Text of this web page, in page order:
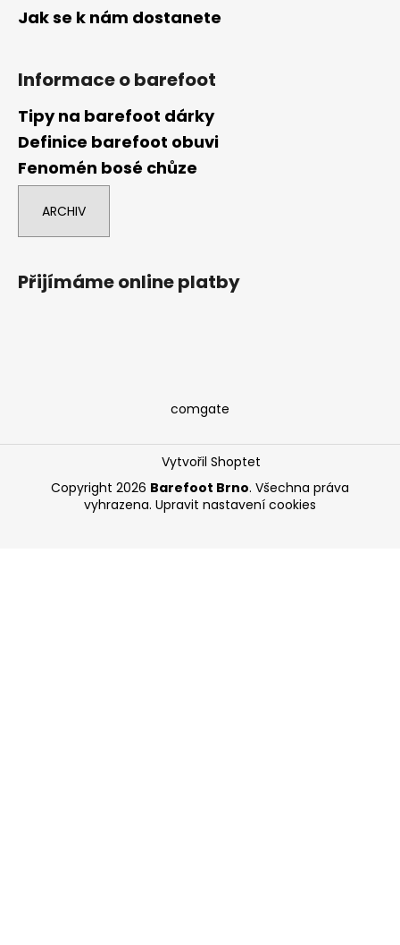
Jak se k nám dostanete
Informace o barefoot
Tipy na barefoot dárky
Definice barefoot obuvi
Fenomén bosé chůze
ARCHIV
Přijímáme online platby
comgate
Vytvořil Shoptet
Copyright 2026 Barefoot Brno. Všechna práva
vyhrazena. Upravit nastavení cookies